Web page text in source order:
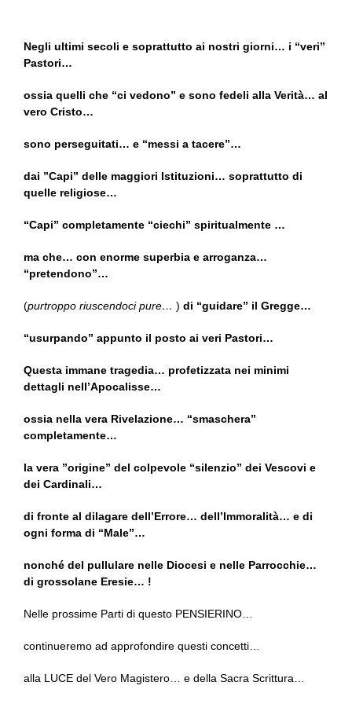
Negli ultimi secoli e soprattutto ai nostri giorni… i “veri”
Pastori…
ossia quelli che “ci vedono” e sono fedeli alla Verità… al
vero Cristo…
sono perseguitati… e “messi a tacere”…
dai ”Capi” delle maggiori Istituzioni… soprattutto di
quelle religiose…
“Capi” completamente “ciechi” spiritualmente …
ma che… con enorme superbia e arroganza…
“pretendono”…
(purtroppo riuscendoci pure… ) di “guidare” il Gregge…
“usurpando” appunto il posto ai veri Pastori…
Questa immane tragedia… profetizzata nei minimi
dettagli nell’Apocalisse…
ossia nella vera Rivelazione… “smaschera”
completamente…
la vera ”origine” del colpevole “silenzio” dei Vescovi e
dei Cardinali…
di fronte al dilagare dell’Errore… dell’Immoralità… e di
ogni forma di “Male”…
nonché del pullulare nelle Diocesi e nelle Parrocchie…
di grossolane Eresie… !
Nelle prossime Parti di questo PENSIERINO…
continueremo ad approfondire questi concetti…
alla LUCE del Vero Magistero… e della Sacra Scrittura…